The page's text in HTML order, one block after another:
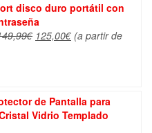
disco duro portátil con
€ El
125,00€El(a partir de
de Pantalla para
Vidrio Templado